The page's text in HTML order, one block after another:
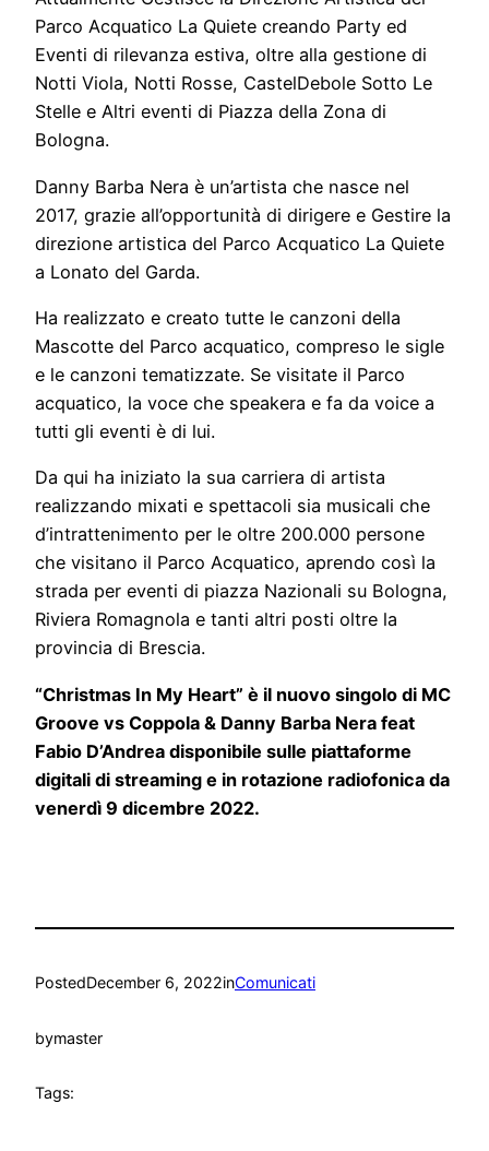
Parco Acquatico La Quiete creando Party ed
Eventi di rilevanza estiva, oltre alla gestione di
Notti Viola, Notti Rosse, CastelDebole Sotto Le
Stelle e Altri eventi di Piazza della Zona di
Bologna.
Danny Barba Nera è un’artista che nasce nel
2017, grazie all’opportunità di dirigere e Gestire la
direzione artistica del Parco Acquatico La Quiete
a Lonato del Garda.
Ha realizzato e creato tutte le canzoni della
Mascotte del Parco acquatico, compreso le sigle
e le canzoni tematizzate. Se visitate il Parco
acquatico, la voce che speakera e fa da voice a
tutti gli eventi è di lui.
Da qui ha iniziato la sua carriera di artista
realizzando mixati e spettacoli sia musicali che
d’intrattenimento per le oltre 200.000 persone
che visitano il Parco Acquatico, aprendo così la
strada per eventi di piazza Nazionali su Bologna,
Riviera Romagnola e tanti altri posti oltre la
provincia di Brescia.
“Christmas In My Heart” è il nuovo singolo di MC
Groove vs Coppola & Danny Barba Nera feat
Fabio D’Andrea disponibile sulle piattaforme
digitali di streaming e in rotazione radiofonica da
venerdì 9 dicembre 2022.
PostedDecember 6, 2022inComunicati
bymaster
Tags: